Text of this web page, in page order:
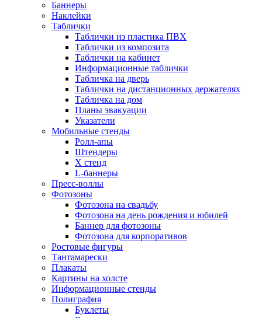
Баннеры
Наклейки
Таблички
Таблички из пластика ПВХ
Таблички из композита
Таблички на кабинет
Информационные таблички
Табличка на дверь
Таблички на дистанционных держателях
Табличка на дом
Планы эвакуации
Указатели
Мобильные стенды
Ролл-апы
Штендеры
Х стенд
L-баннеры
Пресс-воллы
Фотозоны
Фотозона на свадьбу
Фотозона на день рождения и юбилей
Баннер для фотозоны
Фотозона для корпоративов
Ростовые фигуры
Тантамарески
Плакаты
Картины на холсте
Информационные стенды
Полиграфия
Буклеты